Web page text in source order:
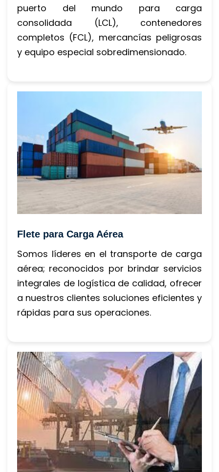
puerto del mundo para carga
consolidada (LCL), contenedores
completos (FCL), mercancías peligrosas
y equipo especial sobredimensionado.
Flete para Carga Aérea
Somos líderes en el transporte de carga
aérea; reconocidos por brindar servicios
integrales de logística de calidad, ofrecer
a nuestros clientes soluciones eficientes y
rápidas para sus operaciones.